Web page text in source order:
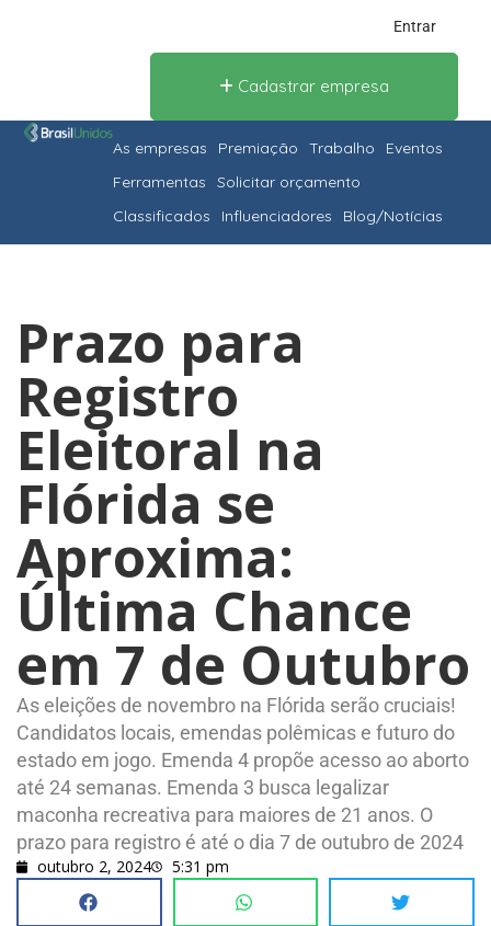
Entrar
Cadastrar empresa
As empresas Premiação Trabalho
Eventos
Ferramentas
Solicitar orçamento
Classificados
Influenciadores Blog/Notícias
Prazo para
Registro
Eleitoral na
Flórida se
Aproxima:
Última Chance
em 7 de Outubro
As eleições de novembro na Flórida serão cruciais!
Candidatos locais, emendas polêmicas e futuro do
estado em jogo. Emenda 4 propõe acesso ao aborto
até 24 semanas. Emenda 3 busca legalizar
maconha recreativa para maiores de 21 anos. O
prazo para registro é até o dia 7 de outubro de 2024
outubro 2, 2024 5:31 pm